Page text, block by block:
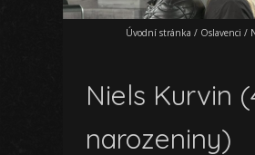
Úvodní stránka / Oslavenci /
Niels Kurvin
narozeniny)